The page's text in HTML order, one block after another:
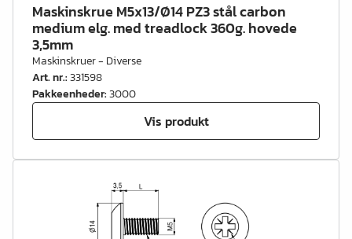
Maskinskrue M5x13/Ø14 PZ3 stål carbon
medium elg. med treadlock 360g. hovede
3,5mm
Maskinskruer - Diverse
Art. nr.:331598
Pakkeenheder:3000
Vis produkt